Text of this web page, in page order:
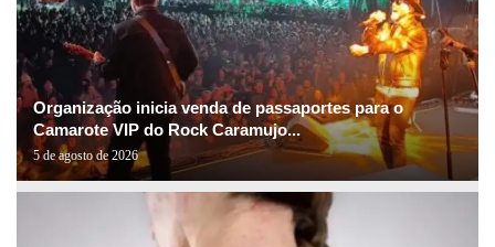
Organização inicia venda de passaportes para o
Camarote VIP do Rock Caramujo...
5 de agosto de 2026